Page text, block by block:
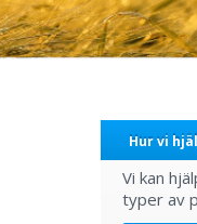
Hur vi
Vi kan
typer av